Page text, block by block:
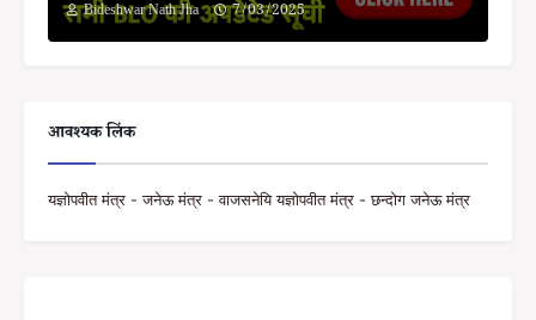
Bideshwar Nath Jha 7/03/2025
आवश्यक लिंक
यज्ञोपवीत मंत्र - जनेऊ मंत्र - वाजसनेयि यज्ञोपवीत मंत्र - छन्दोग जनेऊ मंत्र